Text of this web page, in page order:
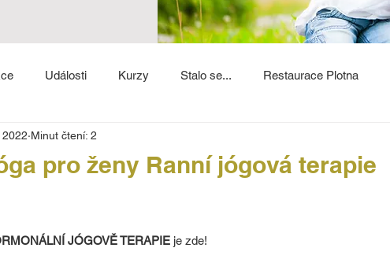
Události Kurzy Stalo se... Restaurace Plotna
pro ženy Ranní jógová terapie
2022 Minut čtení: 2
JÓGOVĚ TERAPIE je zde!